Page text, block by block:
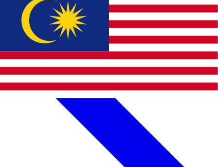
(stalker
)
Baca lanjut tentang Kanun Keseksaan